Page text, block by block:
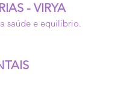
- VIRYA
saúde e equilíbrio.